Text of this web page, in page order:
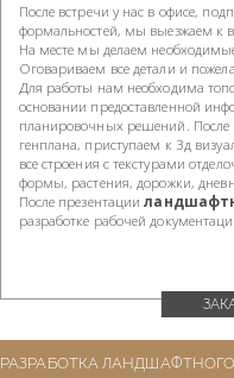
После встречи у нас в офисе,
формальностей, мы выезжаем к
На месте мы делаем
Оговариваем все детали и
Для работы нам необходима
основании предоставленной
планировочных решений. После
генплана, приступаем к 3д
все строения с текстурами
формы, растения, дорожки,
После презентации
разработке рабочей
РАЗРАБОТКА